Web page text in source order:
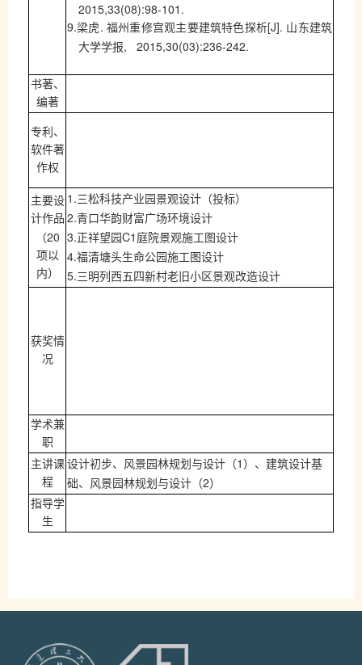
2015,33(08):98-101.
9.梁虎 . 福州重修宫观主要建筑特色探析[J]. 山东建筑
大学学报, 2015,30(03):236-242.
书著、
编著
专利、
软件著
作权
主要设
计作品
（20
项以
内）
1.三松科技产业园景观设计（投标）
2.青口华韵财富广场环境设计
3. 正祥望园C1 庭院景观施工图设计
4.福清塘头生命公园施工图设计
5.三明列西五四新村老旧小区景观改造设计
获奖情
况
学术兼
职
主讲课
程
设计初步、风景园林规划与设计（1 ）、建筑设计基
础、风景园林规划与设计（2）
指导学
生